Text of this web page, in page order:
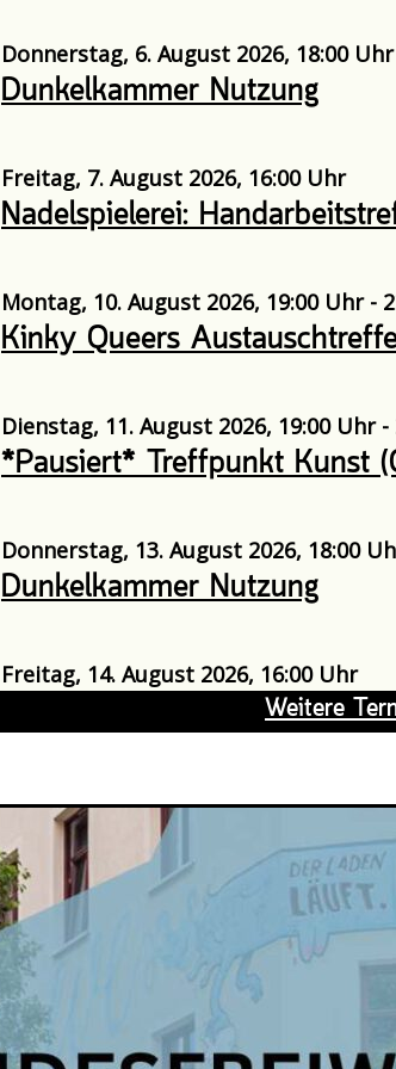
Donnerstag, 6. August 2026, 18:00 Uhr
Dunkelkammer Nutzung
Freitag, 7. August 2026, 16:00 Uhr
Nadelspielerei:
Montag, 10. August 2026, 19:00 Uhr -
Kinky Queers
Dienstag, 11. August 2026, 19:00 Uhr
*Pausiert* Treffpunkt Kunst
Donnerstag, 13. August 2026, 18:00
Dunkelkammer Nutzung
Freitag, 14. August 2026, 16:00 Uhr
Nadelspielerei:
Sonntag, 16. August 2026, 18:00 Uhr -
Sommerdinner auf dem
Montag, 17. August 2026, 19:00 Uhr -
Auf Spurensuche: NS-
Unternehmen - Historisch-
betrieblichen Kontext